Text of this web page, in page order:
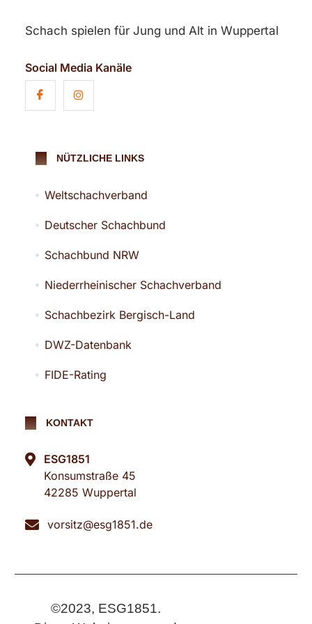
Schach spielen für Jung und Alt in Wuppertal
Social Media Kanäle
NÜTZLICHE LINKS
Weltschachverband
Deutscher Schachbund
Schachbund NRW
Niederrheinischer Schachverband
Schachbezirk Bergisch-Land
DWZ-Datenbank
FIDE-Rating
KONTAKT
ESG1851
Konsumstraße 45
42285 Wuppertal
vorsitz@esg1851.de
©2023, ESG1851.